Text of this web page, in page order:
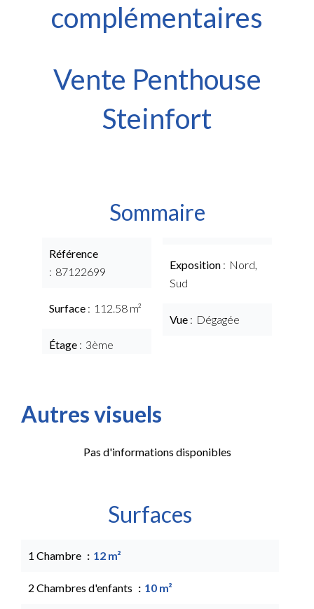
complémentaires
Vente Penthouse
Steinfort
Sommaire
Référence
87122699
Surface 112.58 m²
Étage 3ème
Exposition
Nord,
Sud
Vue Dégagée
Autres visuels
Pas d'informations disponibles
Surfaces
1 Chambre 12 m²
2 Chambres d'enfants 10 m²